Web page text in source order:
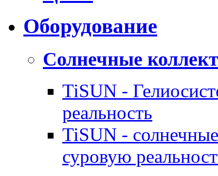
Оборудование
Солнечные
TiSUN -
реальность
TiSUN -
суровую